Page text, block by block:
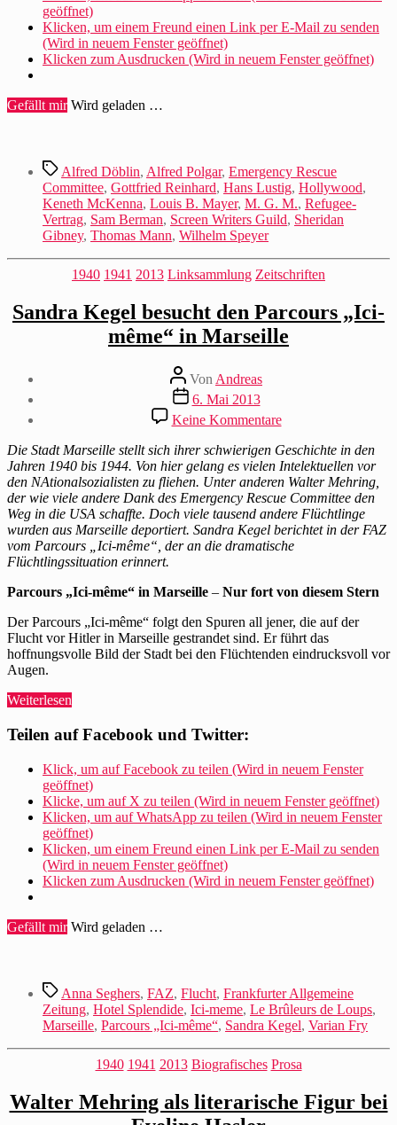
ein“
geöffnet)
Klicken, um einem Freund einen Link per E-Mail zu senden
(Wird in neuem Fenster geöffnet)
Klicken zum Ausdrucken (Wird in neuem Fenster geöffnet)
Gefällt mir Wird geladen …
Schlagwörter
Alfred Döblin, Alfred Polgar, Emergency Rescue
Committee, Gottfried Reinhard, Hans Lustig, Hollywood,
Keneth McKenna, Louis B. Mayer, M. G. M., Refugee-
Vertrag, Sam Berman, Screen Writers Guild, Sheridan
Gibney, Thomas Mann, Wilhelm Speyer
Kategorien
1940 1941 2013 Linksammlung Zeitschriften
Sandra Kegel besucht den Parcours „Ici-
même“ in Marseille
Beitragsautor
Von Andreas
Beitragsdatum
6. Mai 2013
Keine Kommentarezu
Sandra
Kegel
besucht
den
Parcours
„Ici-
même“
in
Die Stadt Marseille stellt sich ihrer schwierigen Geschichte in den
Jahren 1940 bis 1944. Von hier gelang es vielen Intelektuellen vor
den NAtionalsozialisten zu fliehen. Unter anderen Walter Mehring,
der wie viele andere Dank des Emergency Rescue Committee den
Weg in die USA schaffte. Doch viele tausend andere Flüchtlinge
wurden aus Marseille deportiert. Sandra Kegel berichtet in der FAZ
vom Parcours „Ici-même“, der an die dramatische
Flüchtlingssituation erinnert.
Parcours „Ici-même“ in Marseille – Nur fort von diesem Stern
Der Parcours „Ici-même“ folgt den Spuren all jener, die auf der
Flucht vor Hitler in Marseille gestrandet sind. Er führt das
hoffnungsvolle Bild der Stadt bei den Flüchtenden eindrucksvoll vor
Augen.
Weiterlesen
besucht
Parcours
„Ici-
même“
in
Marseille“
Teilen auf Facebook und Twitter:
Klick, um auf Facebook zu teilen (Wird in neuem Fenster
geöffnet)
Klicke, um auf X zu teilen (Wird in neuem Fenster geöffnet)
Klicken, um auf WhatsApp zu teilen (Wird in neuem Fenster
geöffnet)
Klicken, um einem Freund einen Link per E-Mail zu senden
(Wird in neuem Fenster geöffnet)
Klicken zum Ausdrucken (Wird in neuem Fenster geöffnet)
Gefällt mir Wird geladen …
Schlagwörter
Anna Seghers, FAZ, Flucht, Frankfurter Allgemeine
Zeitung, Hotel Splendide, Ici-meme, Le Brûleurs de Loups,
Marseille, Parcours „Ici-même“, Sandra Kegel, Varian Fry
Kategorien
1940 1941 2013 Biografisches Prosa
Walter Mehring als literarische Figur bei